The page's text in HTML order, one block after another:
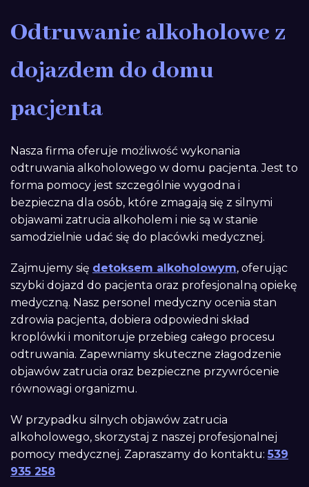
Odtruwanie alkoholowe z
dojazdem do domu
pacjenta
Nasza firma oferuje możliwość wykonania
odtruwania alkoholowego w domu pacjenta. Jest to
forma pomocy jest szczególnie wygodna i
bezpieczna dla osób, które zmagają się z silnymi
objawami zatrucia alkoholem i nie są w stanie
samodzielnie udać się do placówki medycznej.
Zajmujemy się detoksem alkoholowym, oferując
szybki dojazd do pacjenta oraz profesjonalną opiekę
medyczną. Nasz personel medyczny ocenia stan
zdrowia pacjenta, dobiera odpowiedni skład
kroplówki i monitoruje przebieg całego procesu
odtruwania. Zapewniamy skuteczne złagodzenie
objawów zatrucia oraz bezpieczne przywrócenie
równowagi organizmu.
W przypadku silnych objawów zatrucia
alkoholowego, skorzystaj z naszej profesjonalnej
pomocy medycznej. Zapraszamy do kontaktu:539
935 258